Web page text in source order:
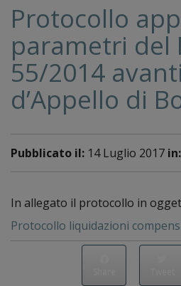
Protocollo
parametri del
55/2014
d’Appello di
Pubblicato il: 14 Luglio 2017 in:
In allegato il protocollo in
Protocollo liquidazioni